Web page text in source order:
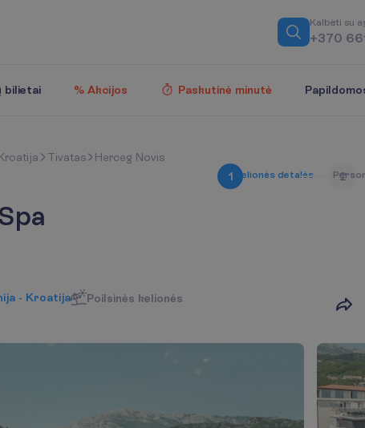
Kalbėti su a
+370
bilietai % Akcijos Paskutinė minutė
Tivatas
Herceg Novis
1 elionės detalės 2
Perso
- Kroatija
Poilsinės kelionės